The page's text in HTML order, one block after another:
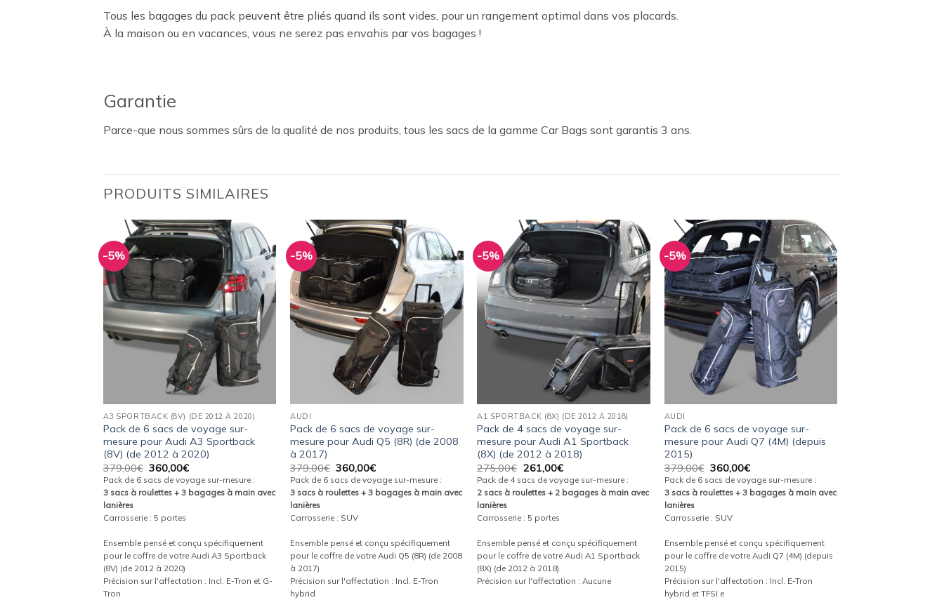
Tous les bagages du pack peuvent être pliés quand ils sont vides, pour un rangement optimal dans vos placards.
À la maison ou en vacances, vous ne serez pas envahis par vos bagages !
Garantie
Parce-que nous sommes sûrs de la qualité de nos produits, tous les sacs de la gamme Car Bags sont garantis 3 ans.
PRODUITS SIMILAIRES
-5%
Ajouter
à la
wishlist
A3 SPORTBACK (8V) (DE 2012 À 2020)
Pack de 6 sacs de voyage sur-
mesure pour Audi A3 Sportback
(8V) (de 2012 à 2020)
379,00€ Le
prix
initial
était :
360,00€Le
prix
actuel
est :
Pack de 6 sacs de voyage sur-mesure :
3 sacs à roulettes + 3 bagages à main avec
lanières
Carrosserie : 5 portes
Ensemble pensé et conçu spécifiquement
pour le coffre de votre Audi A3 Sportback
(8V) (de 2012 à 2020)
Précision sur l'affectation : Incl. E-Tron et G-
Tron
-5%
Ajouter
à la
wishlist
AUDI
Pack de 6 sacs de voyage sur-
mesure pour Audi Q5 (8R) (de 2008
à 2017)
379,00€ Le
prix
initial
était :
360,00€Le
prix
actuel
est :
Pack de 6 sacs de voyage sur-mesure :
3 sacs à roulettes + 3 bagages à main avec
lanières
Carrosserie : SUV
Ensemble pensé et conçu spécifiquement
pour le coffre de votre Audi Q5 (8R) (de 2008
à 2017)
Précision sur l'affectation : Incl. E-Tron
hybrid
-5%
Ajouter
à la
wishlist
A1 SPORTBACK (8X) (DE 2012 À 2018)
Pack de 4 sacs de voyage sur-
mesure pour Audi A1 Sportback
(8X) (de 2012 à 2018)
275,00€ Le
prix
initial
était :
261,00€Le
prix
actuel
est :
Pack de 4 sacs de voyage sur-mesure :
2 sacs à roulettes + 2 bagages à main avec
lanières
Carrosserie : 5 portes
Ensemble pensé et conçu spécifiquement
pour le coffre de votre Audi A1 Sportback
(8X) (de 2012 à 2018)
Précision sur l'affectation : Aucune
-5%
Ajouter
à la
wishlist
AUDI
Pack de 6 sacs de voyage sur-
mesure pour Audi Q7 (4M) (depuis
2015)
379,00€ Le
prix
initial
était :
360,00€Le
prix
actuel
est :
Pack de 6 sacs de voyage sur-mesure :
3 sacs à roulettes + 3 bagages à main avec
lanières
Carrosserie : SUV
Ensemble pensé et conçu spécifiquement
pour le coffre de votre Audi Q7 (4M) (depuis
2015)
Précision sur l'affectation : Incl. E-Tron
hybrid et TFSI e